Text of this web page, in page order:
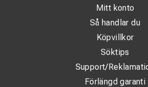
Mitt konto
Så handlar du
Köpvillkor
Söktips
Support/
Förlängd garanti